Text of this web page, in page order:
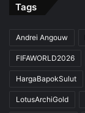
Tags
Andrei Angouw
FIFAWORLD2026
HargaBapokSulut
LotusArchiGold